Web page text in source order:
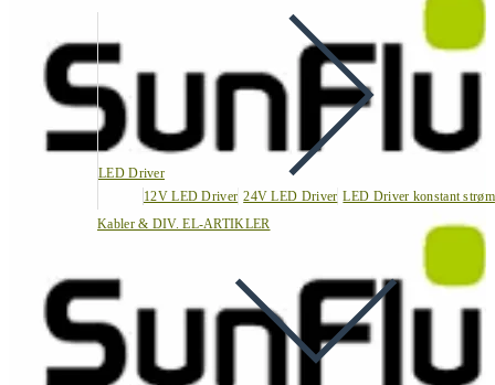
LED Driver
12V LED Driver 24V LED Driver LED Driver konstant strøm
Kabler & DIV. EL-ARTIKLER